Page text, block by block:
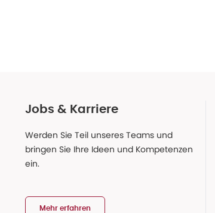
Jobs & Karriere
Werden Sie Teil unseres Teams und
bringen Sie Ihre Ideen und Kompetenzen
ein.
Mehr erfahren